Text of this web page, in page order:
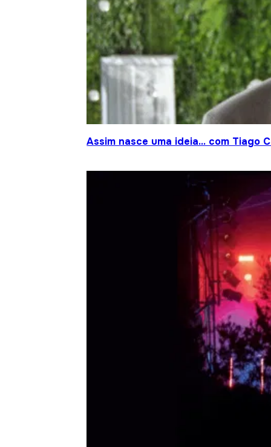
Assim nasce uma ideia… com Tiago